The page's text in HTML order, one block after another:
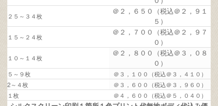
２５～３４枚
＠２，６５０（税込＠２，９１
５）
１５～２４枚
＠２，７００（税込＠２，９７
０）
１０～１４枚
＠２，８００（税込＠３，０８
０）
５～９枚
＠３，１００（税込＠３，４１０）
2～４枚
＠３，６００（税込＠３，９６０）
１枚
＠４，６００（税込＠５，０４０）